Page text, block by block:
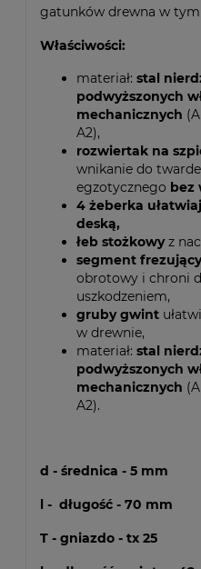
gatunków drewna w
Właściwości:
materiał: stal
podwyższonych
mechanicznych
A2),
rozwiertak na
wnikanie do
egzotycznego bez
4 żeberka
deską,
łeb stożkowyz
segment frezujący
obrotowy i chroni
uszkodzeniem,
gruby gwint
w drewnie,
materiał: stal
podwyższonych
mechanicznych
A2).
d - średnica - 5 mm
l - długość - 70 mm
T - gniazdo - tx 25